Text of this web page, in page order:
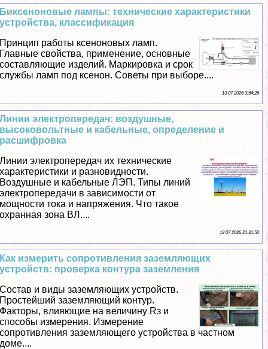
Биксеноновые лампы: технические хаpaктеристики
устройства, классификация
Принцип работы ксеноновых ламп.
Главные свойства, применение, основные
составляющие изделий. Маркировка и срок
службы ламп под ксенон. Советы при выборе....
13 07 2026 3:54:26
Линии электропередач: воздушные,
высоковольтные и кабельные, определение и
расшифровка
Линии электропередач их технические
хаpaктеристики и разновидности.
Воздушные и кабельные ЛЭП. Типы линий
электропередачи в зависимости от
мощности тока и напряжения. Что такое
охранная зона ВЛ....
12 07 2026 21:31:50
Как измерить сопротивления заземляющих
устройств: проверка контура заземления
Состав и виды заземляющих устройств.
Простейший заземляющий контур.
Факторы, влияющие на величину Rз и
способы измерения. Измерение
сопротивления заземляющего устройства в частном
доме....